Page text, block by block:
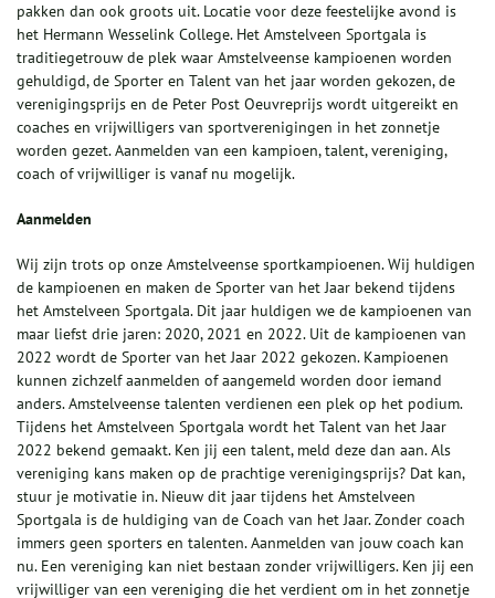
pakken dan ook groots uit. Locatie voor deze feestelijke avond is
het Hermann Wesselink College. Het Amstelveen Sportgala is
traditiegetrouw de plek waar Amstelveense kampioenen worden
gehuldigd, de Sporter en Talent van het jaar worden gekozen, de
verenigingsprijs en de Peter Post Oeuvreprijs wordt uitgereikt en
coaches en vrijwilligers van sportverenigingen in het zonnetje
worden gezet. Aanmelden van een kampioen, talent, vereniging,
coach of vrijwilliger is vanaf nu mogelijk.
Aanmelden
Wij zijn trots op onze Amstelveense sportkampioenen. Wij huldigen
de kampioenen en maken de Sporter van het Jaar bekend tijdens
het Amstelveen Sportgala. Dit jaar huldigen we de kampioenen van
maar liefst drie jaren: 2020, 2021 en 2022. Uit de kampioenen van
2022 wordt de Sporter van het Jaar 2022 gekozen. Kampioenen
kunnen zichzelf aanmelden of aangemeld worden door iemand
anders. Amstelveense talenten verdienen een plek op het podium.
Tijdens het Amstelveen Sportgala wordt het Talent van het Jaar
2022 bekend gemaakt. Ken jij een talent, meld deze dan aan. Als
vereniging kans maken op de prachtige verenigingsprijs? Dat kan,
stuur je motivatie in. Nieuw dit jaar tijdens het Amstelveen
Sportgala is de huldiging van de Coach van het Jaar. Zonder coach
immers geen sporters en talenten. Aanmelden van jouw coach kan
nu. Een vereniging kan niet bestaan zonder vrijwilligers. Ken jij een
vrijwilliger van een vereniging die het verdient om in het zonnetje